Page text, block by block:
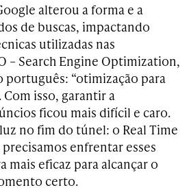
alterou a forma e a
de buscas, impactando
utilizadas nas
– Search Engine Optimization,
português: “otimização para
Com isso, garantir a
ficou mais difícil e caro.
no fim do túnel: o Real Time
enfrentar esses
mais eficaz para alcançar o
certo.